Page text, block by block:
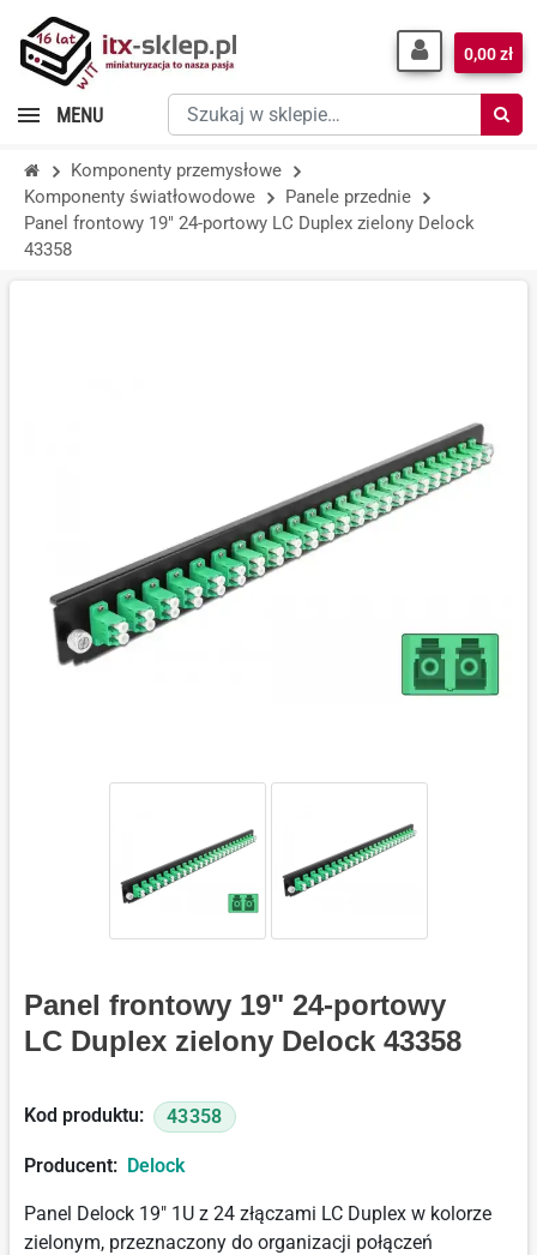
Szukaj
w
sklepie…
0,00 zł
MENU
Komponenty przemysłowe
Komponenty światłowodowe
Panele przednie
Panel frontowy 19" 24-portowy LC Duplex zielony Delock
43358
Panel frontowy 19" 24-portowy
LC Duplex zielony Delock 43358
Kod produktu: 43358
Producent: Delock
Panel Delock 19" 1U z 24 złączami LC Duplex w kolorze
zielonym, przeznaczony do organizacji połączeń